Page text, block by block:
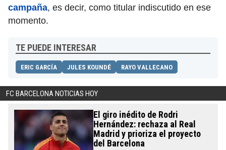
campaña, es decir, como titular indiscutido en ese
momento.
TE PUEDE INTERESAR
ERIC GARCÍA JULES KOUNDÉ RAYO VALLECANO
FC BARCELONA NOTICIAS HOY
El giro inédito de Rodri
Hernández: rechaza al Real
Madrid y prioriza el proyecto
del Barcelona